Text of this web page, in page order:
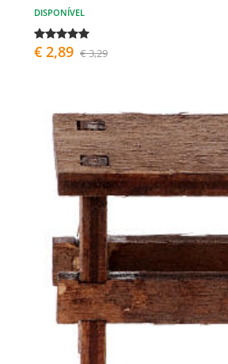
DISPONÍVEL
€ 2,89 € 3,29